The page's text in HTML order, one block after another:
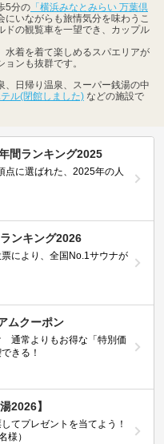
5分の 「横浜みなとみらい 万葉倶
いながらも旅情気分を味わうこ
ドの観覧車を一望でき、カップル
水着を着て楽しめるスパエリアが
ンも抜群です。
、日帰り温泉、スーパー銭湯の中
ル(閉館しました) などの施設で
間ランキング2025
点に選ばれた、2025年の人
ンキング2026
により、全国No.1サウナが
ムクーポン
通常よりもお得な「特別価
きる！
2026】
てプレゼントを当てよう！
様）